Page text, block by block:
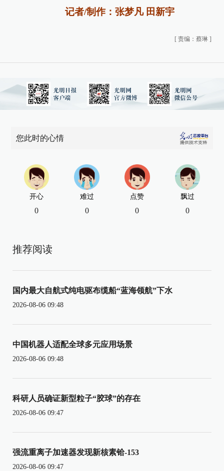
记者/制作：张梦凡 田新宇
[ 责编：蔡琳 ]
您此时的心情
开心
0
难过
0
点赞
0
飘过
0
推荐阅读
国内最大自航式纯电驱布缆船“蓝海领航”下水
2026-08-06 09:48
中国机器人适配全球多元应用场景
2026-08-06 09:48
科研人员确证新型粒子“胶球”的存在
2026-08-06 09:47
强流重离子加速器发现新核素铪-153
2026-08-06 09:47